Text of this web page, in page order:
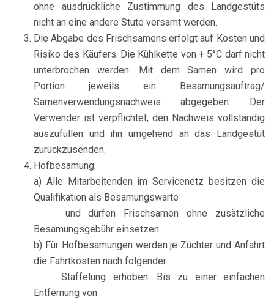
ohne ausdrückliche Zustimmung des Landgestüts
nicht an eine andere Stute versamt werden.
Die Abgabe des Frischsamens erfolgt auf Kosten und
Risiko des Käufers. Die Kühlkette von + 5°C darf nicht
unterbrochen werden. Mit dem Samen wird pro
Portion jeweils ein Besamungsauftrag/
Samenverwendungsnachweis abgegeben. Der
Verwender ist verpflichtet, den Nachweis vollständig
auszufüllen und ihn umgehend an das Landgestüt
zurückzusenden.
Hofbesamung:
a) Alle Mitarbeitenden im Servicenetz besitzen die
Qualifikation als Besamungswarte
und dürfen Frischsamen ohne zusätzliche
Besamungsgebühr einsetzen.
b) Für Hofbesamungen werden je Züchter und Anfahrt
die Fahrtkosten nach folgender
Staffelung erhoben: Bis zu einer einfachen
Entfernung von